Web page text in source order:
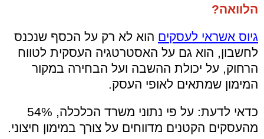
הלוואה?
גיוס אשראי לעסקים הוא לא רק על הכסף שנכנס
לחשבון, הוא גם על האסטרטגיה העסקית לטווח
הרחוק, על יכולת ההשבה ועל הבחירה במקור
המימון שמתאים לאופי העסק.
כדאי לדעת: על פי נתוני משרד הכלכלה, 54%
מהעסקים הקטנים מדווחים על צורך במימון חיצוני.